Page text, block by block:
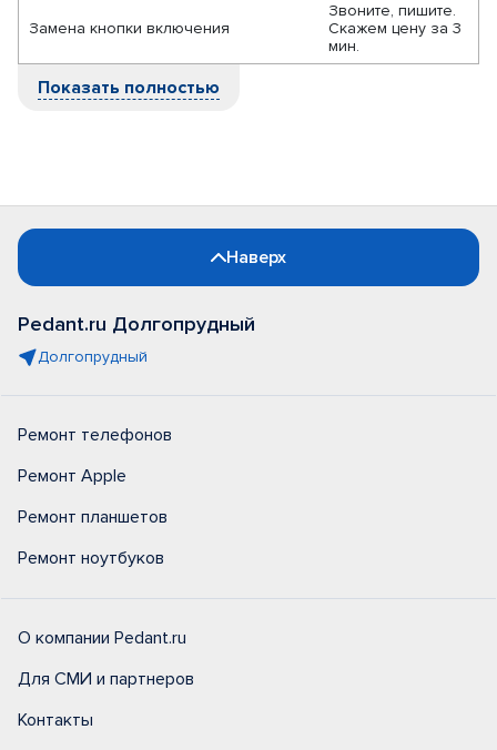
Замена кнопки включения
Звоните, пишите.
Скажем цену за 3
мин.
Показать полностью
Наверх
Pedant.ru Долгопрудный
Долгопрудный
Ремонт телефонов
Ремонт Apple
Ремонт планшетов
Ремонт ноутбуков
О компании Pedant.ru
Для СМИ и партнеров
Контакты